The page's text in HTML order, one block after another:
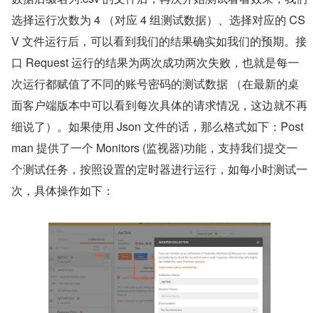
选择运行次数为 4 （对应 4 组测试数据）、选择对应的 CS
V 文件运行后，可以看到我们的结果确实如我们的预期。接
口 Request 运行的结果为两次成功两次失败，也就是每一
次运行都赋值了不同的账号密码的测试数据 （在最新的桌
面客户端版本中可以看到每次具体的请求情况，这边就不再
细说了）。如果使用 Json 文件的话，那么格式如下：Post
man 提供了一个 Monitors (监视器)功能，支持我们提交一
个测试任务，按照设置的定时器进行运行，如每小时测试一
次，具体操作如下：